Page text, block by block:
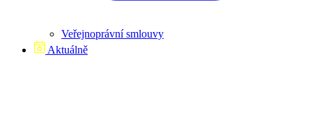
Veřejnoprávní smlouvy
Aktuálně